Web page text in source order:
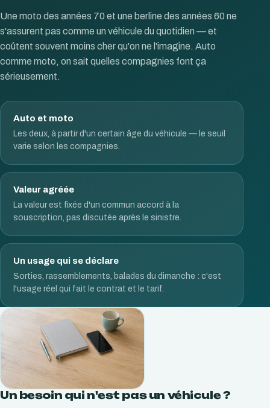
Une moto des années 70 et une berline des années 60 ne
s'assurent pas comme un véhicule du quotidien — et
coûtent souvent moins cher qu'on ne l'imagine. Auto
comme moto, on sait quelles compagnies font ça
sérieusement.
Auto et moto
Les deux, à partir d'un certain âge du véhicule — le seuil
varie selon les compagnies.
Valeur agréée
La valeur est fixée d'un commun accord à la
souscription, pas discutée après le sinistre.
Un usage qui se déclare
Sorties, rassemblements, balades du dimanche : c'est
l'usage réel qui fait le contrat et le tarif.
Un besoin qui n'est pas un véhicule ?